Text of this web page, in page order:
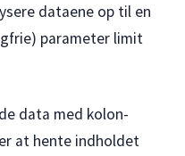
dataene op til en
parameter limit
data med kolon-
at hente indholdet